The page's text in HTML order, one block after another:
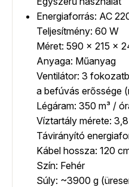
Energiaforrás: AC
Teljesítmény: 60 W
Méret: 590 x 215 x
Anyaga: Műanyag
Ventilátor: 3
a befúvás erőssége
Légáram: 350 m³ /
Víztartály mérete:
Távirányító
Kábel hossza: 120
Szín: Fehér
Súly: ~3900 g